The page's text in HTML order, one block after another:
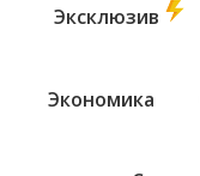
Эксклюзив
Экономика